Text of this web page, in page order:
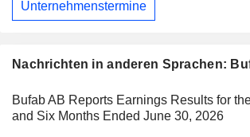
Nachrichten in anderen Sprachen:
Bufab AB Reports Earnings Results for
and Six Months Ended June 30, 2026
Unternehmenstermine